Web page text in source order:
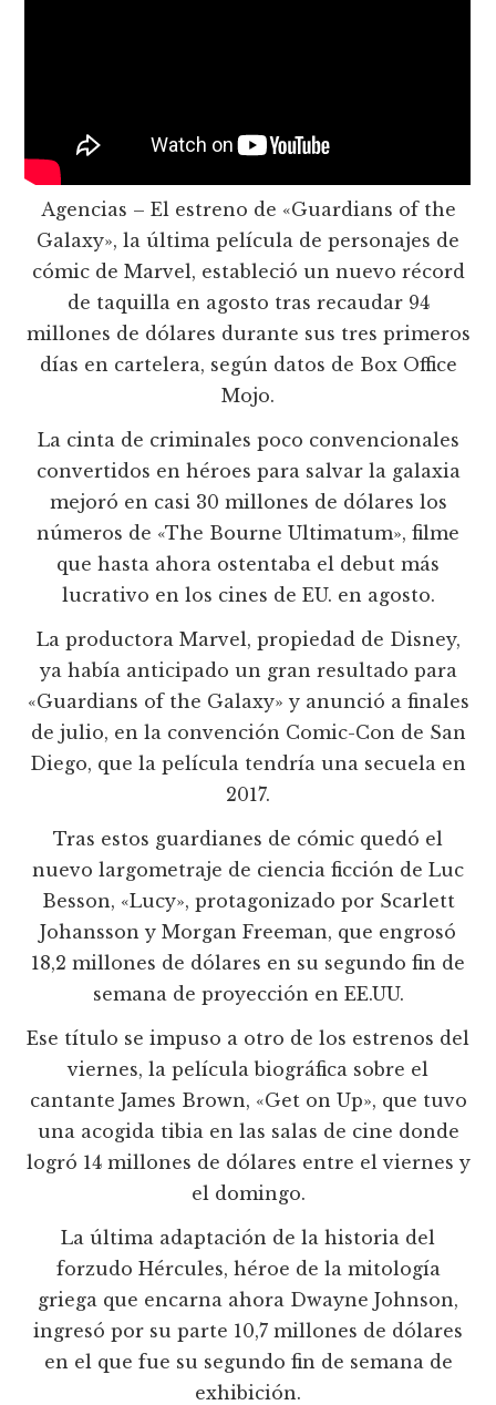
Agencias – El estreno de «Guardians of the
Galaxy», la última película de personajes de
cómic de Marvel, estableció un nuevo récord
de taquilla en agosto tras recaudar 94
millones de dólares durante sus tres primeros
días en cartelera, según datos de Box Office
Mojo.
La cinta de criminales poco convencionales
convertidos en héroes para salvar la galaxia
mejoró en casi 30 millones de dólares los
números de «The Bourne Ultimatum», filme
que hasta ahora ostentaba el debut más
lucrativo en los cines de EU. en agosto.
La productora Marvel, propiedad de Disney,
ya había anticipado un gran resultado para
«Guardians of the Galaxy» y anunció a finales
de julio, en la convención Comic-Con de San
Diego, que la película tendría una secuela en
2017.
Tras estos guardianes de cómic quedó el
nuevo largometraje de ciencia ficción de Luc
Besson, «Lucy», protagonizado por Scarlett
Johansson y Morgan Freeman, que engrosó
18,2 millones de dólares en su segundo fin de
semana de proyección en EE.UU.
Ese título se impuso a otro de los estrenos del
viernes, la película biográfica sobre el
cantante James Brown, «Get on Up», que tuvo
una acogida tibia en las salas de cine donde
logró 14 millones de dólares entre el viernes y
el domingo.
La última adaptación de la historia del
forzudo Hércules, héroe de la mitología
griega que encarna ahora Dwayne Johnson,
ingresó por su parte 10,7 millones de dólares
en el que fue su segundo fin de semana de
exhibición.